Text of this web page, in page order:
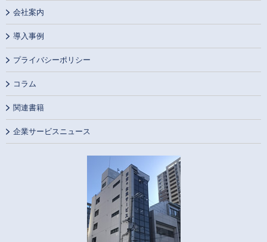
会社案内
導入事例
プライバシーポリシー
コラム
関連書籍
企業サービスニュース